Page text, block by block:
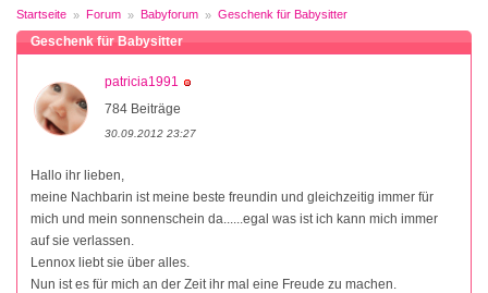
Startseite Forum Babyforum Geschenk für Babysitter
Geschenk für Babysitter
patricia1991
784 Beiträge
30.09.2012 23:27
Hallo ihr lieben,
meine Nachbarin ist meine beste freundin und gleichzeitig immer für
mich und mein sonnenschein da......egal was ist ich kann mich immer
auf sie verlassen.
Lennox liebt sie über alles.
Nun ist es für mich an der Zeit ihr mal eine Freude zu machen.